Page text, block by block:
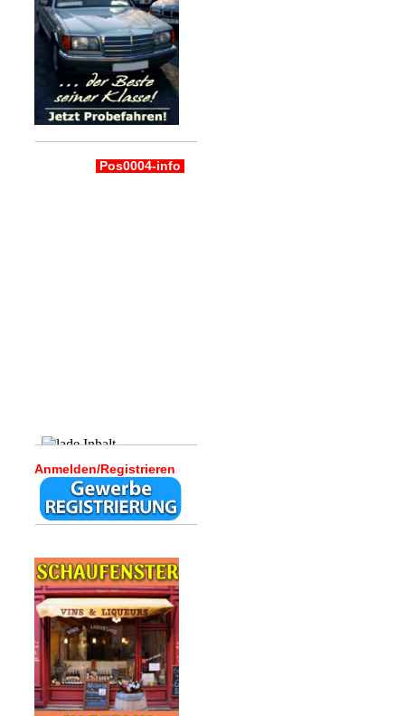
Pos0004-info
Anmelden/Registrieren